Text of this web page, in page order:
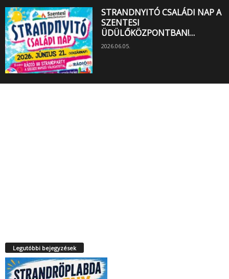
STRANDNYITÓ CSALÁDI NAP A
SZENTESI
ÜDÜLŐKÖZPONTBAN!…
2026.06.05.
Legutóbbi bejegyzések